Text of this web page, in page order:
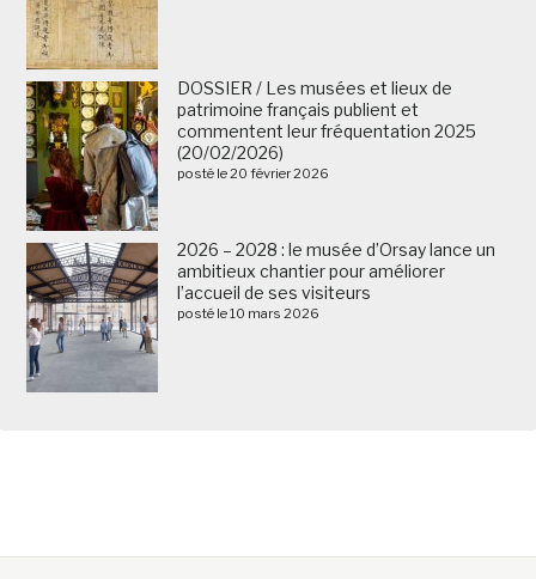
DOSSIER / Les musées et lieux de
patrimoine français publient et
commentent leur fréquentation 2025
(20/02/2026)
posté le 20 février 2026
2026 – 2028 : le musée d’Orsay lance un
ambitieux chantier pour améliorer
l’accueil de ses visiteurs
posté le 10 mars 2026